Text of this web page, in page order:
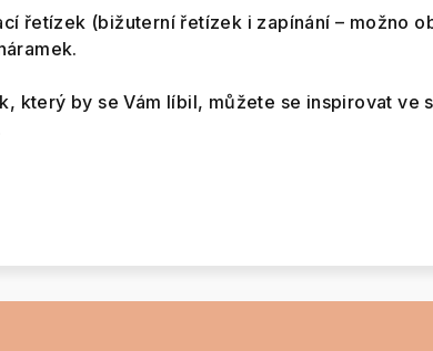
řetízek (bižuterní řetízek i zapínání – možno
který by se Vám líbil, můžete se inspirovat ve